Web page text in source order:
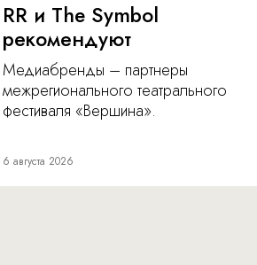
RR и The Symbol
рекомендуют
Медиабренды – партнеры
межрегионального театрального
фестиваля «Вершина».
6 августа 2026